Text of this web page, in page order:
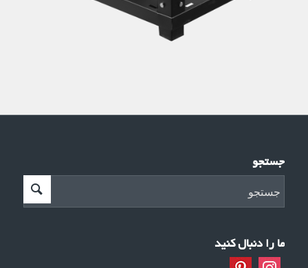
جستجو
ما را دنبال کنید